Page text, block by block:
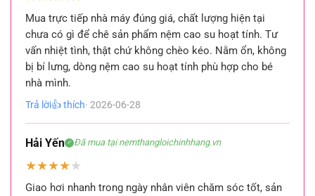
Mua trực tiếp nhà máy đúng giá, chất lượng hiện tại
chưa có gì để chê sản phẩm nệm cao su hoạt tính. Tư
vấn nhiệt tình, thật chứ không chèo kéo. Nằm ổn, không
bị bí lưng, dòng nệm cao su hoạt tính phù hợp cho bé
nhà mình.
Trả lời👍 thích· 2026-06-28
Hải Yến ✓ Đã mua tại nemthangloichinhhang.vn
★★★★★
Giao hơi nhanh trong ngày nhân viên chăm sóc tốt, sản